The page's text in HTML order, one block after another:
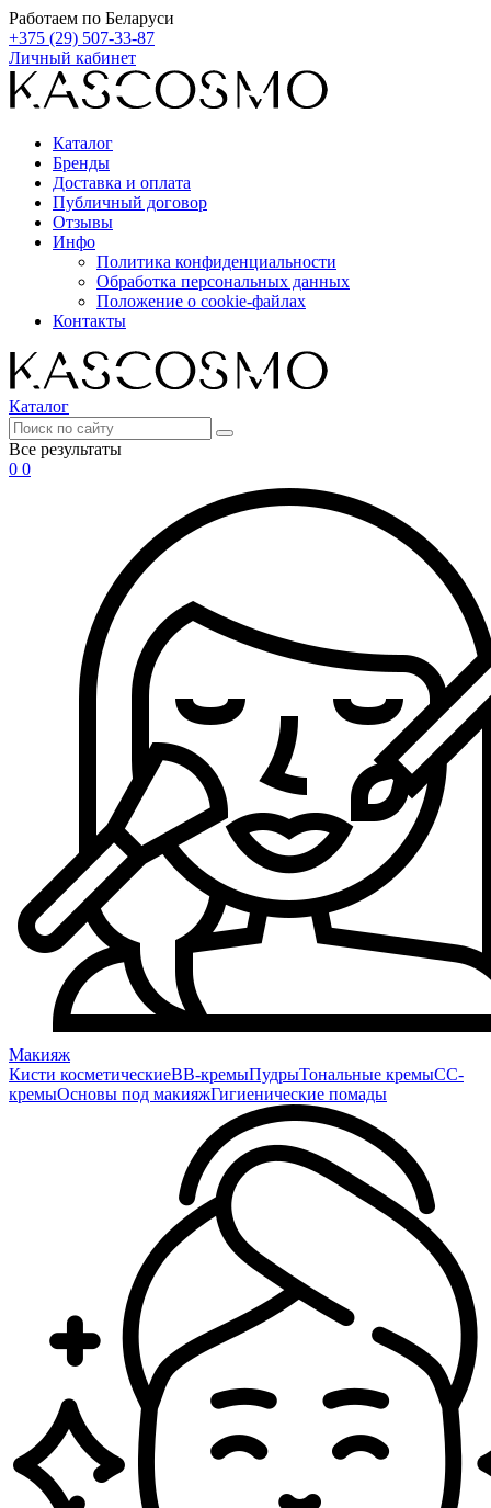
Работаем по Беларуси
+375 (29) 507-33-87
Личный кабинет
Каталог
Бренды
Доставка и оплата
Публичный договор
Отзывы
Инфо
Политика конфиденциальности
Обработка персональных данных
Положение о cookie-файлах
Контакты
Каталог
Все результаты
0 0
Макияж
Кисти косметическиеBB-кремыПудрыТональные кремыCC-
кремыОсновы под макияжГигиенические помады